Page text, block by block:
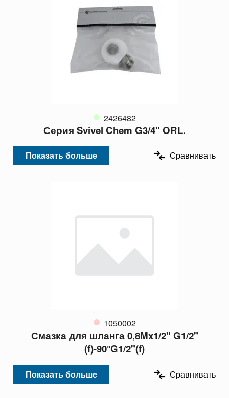
2426482
Серия Svivel Chem G3/4" ORL.
Показать больше Сравнивать
1050002
Смазка для шланга 0,8Mx1/2" G1/2"
(f)-90°G1/2"(f)
Показать больше Сравнивать